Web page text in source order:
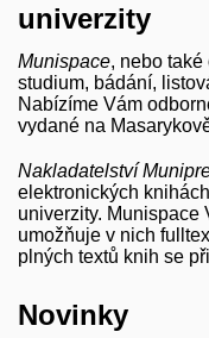
univerzity
Munispace, nebo
studium, bádání,
Nabízíme Vám
vydané na
Nakladatelství
elektronických
univerzity. Munispace
umožňuje v nich
plných textů knih se
Novinky